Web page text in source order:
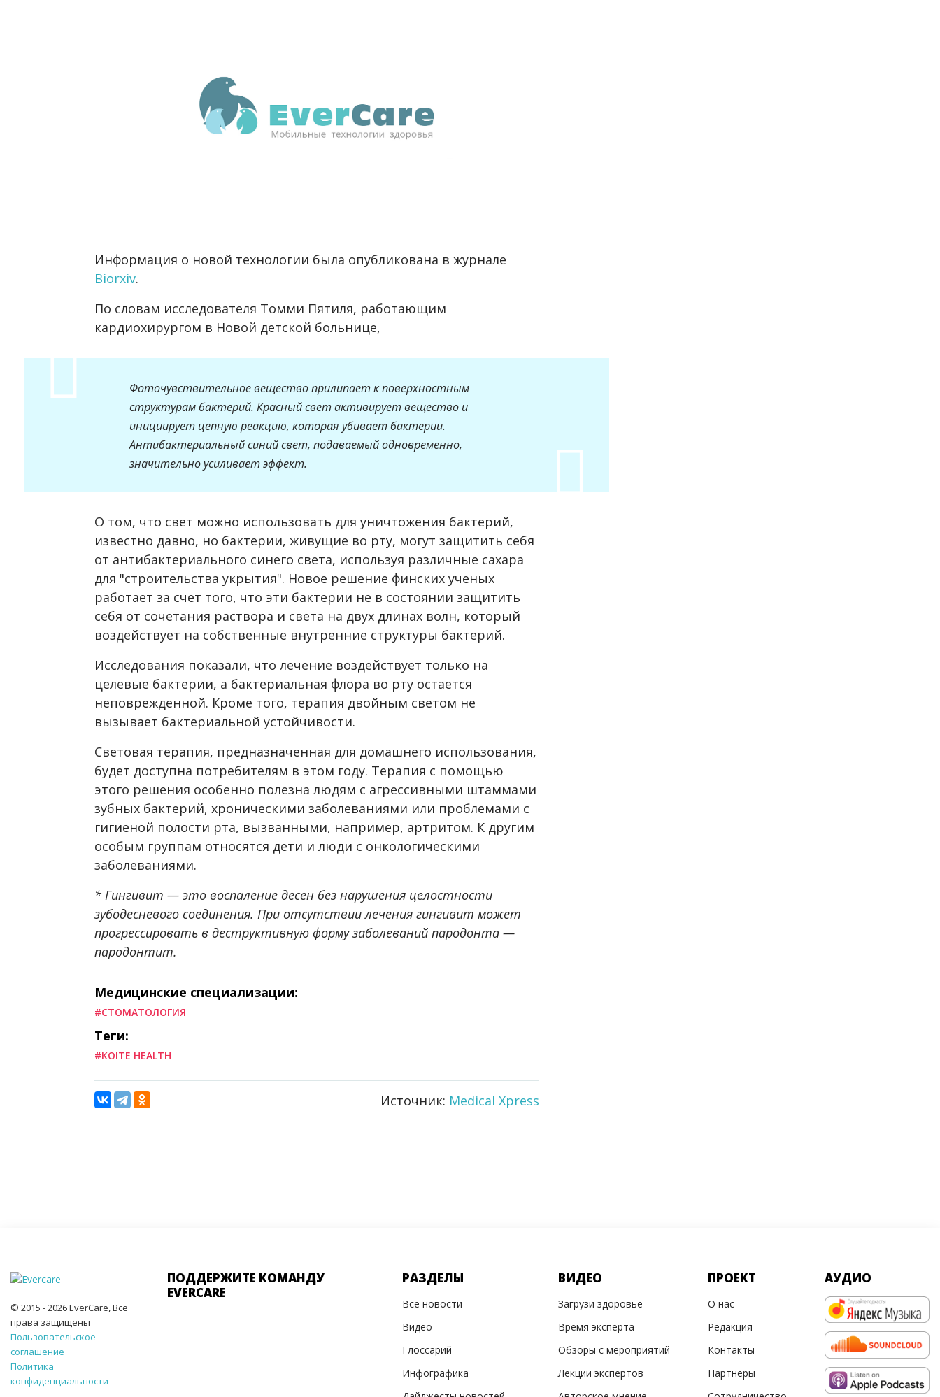
Информация о новой технологии была опубликована в журнале
Biorxiv.
По словам исследователя Томми Пятиля, работающим
кардиохирургом в Новой детской больнице,
Фоточувствительное вещество прилипает к поверхностным
структурам бактерий. Красный свет активирует вещество и
инициирует цепную реакцию, которая убивает бактерии.
Антибактериальный синий свет, подаваемый одновременно,
значительно усиливает эффект.
О том, что свет можно использовать для уничтожения бактерий,
известно давно, но бактерии, живущие во рту, могут защитить себя
от антибактериального синего света, используя различные сахара
для "строительства укрытия". Новое решение финских ученых
работает за счет того, что эти бактерии не в состоянии защитить
себя от сочетания раствора и света на двух длинах волн, который
воздействует на собственные внутренние структуры бактерий.
Исследования показали, что лечение воздействует только на
целевые бактерии, а бактериальная флора во рту остается
неповрежденной. Кроме того, терапия двойным светом не
вызывает бактериальной устойчивости.
Световая терапия, предназначенная для домашнего использования,
будет доступна потребителям в этом году. Терапия с помощью
этого решения особенно полезна людям с агрессивными штаммами
зубных бактерий, хроническими заболеваниями или проблемами с
гигиеной полости рта, вызванными, например, артритом. К другим
особым группам относятся дети и люди с онкологическими
заболеваниями.
* Гингивит — это воспаление десен без нарушения целостности
зубодесневого соединения. При отсутствии лечения гингивит может
прогрессировать в деструктивную форму заболеваний пародонта —
пародонтит.
Медицинские специализации:
#СТОМАТОЛОГИЯ
Теги:
#KOITE HEALTH
Источник: Medical Xpress
© 2015 - 2026 EverCare, Все
права защищены
Пользовательское
соглашение
Политика
конфиденциальности
ПОДДЕРЖИТЕ КОМАНДУ
EVERCARE
РАЗДЕЛЫ
Все новости
Видео
Глоссарий
Инфографика
ВИДЕО
Загрузи здоровье
Время эксперта
Обзоры с мероприятий
Лекции экспертов
ПРОЕКТ
О нас
Редакция
Контакты
Партнеры
АУДИО